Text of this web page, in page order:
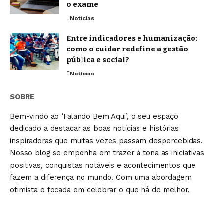
o exame
Notícias
Entre indicadores e humanização:
como o cuidar redefine a gestão
pública e social?
Notícias
SOBRE
Bem-vindo ao ‘Falando Bem Aqui’, o seu espaço
dedicado a destacar as boas notícias e histórias
inspiradoras que muitas vezes passam despercebidas.
Nosso blog se empenha em trazer à tona as iniciativas
positivas, conquistas notáveis e acontecimentos que
fazem a diferença no mundo. Com uma abordagem
otimista e focada em celebrar o que há de melhor,